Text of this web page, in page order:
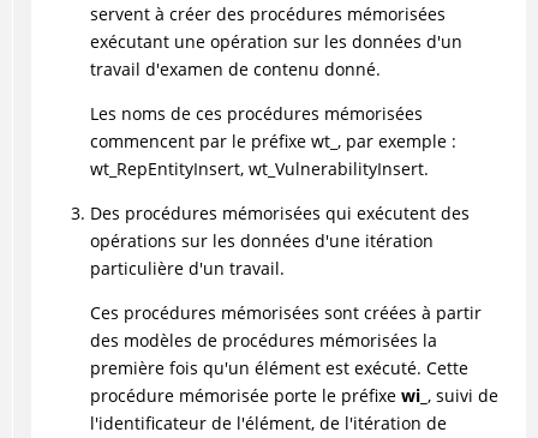
servent à créer des procédures mémorisées
exécutant une opération sur les données d'un
travail d'examen de contenu donné.
Les noms de ces procédures mémorisées
commencent par le préfixe wt_, par exemple :
wt_RepEntityInsert, wt_VulnerabilityInsert.
Des procédures mémorisées qui exécutent des
opérations sur les données d'une itération
particulière d'un travail.
Ces procédures mémorisées sont créées à partir
des modèles de procédures mémorisées la
première fois qu'un élément est exécuté. Cette
procédure mémorisée porte le préfixe wi_ , suivi de
l'identificateur de l'élément, de l'itération de